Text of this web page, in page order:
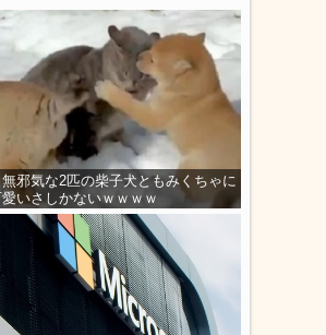
無邪気な2匹の柴子犬ともみくちゃに
いさしかないｗｗｗｗ